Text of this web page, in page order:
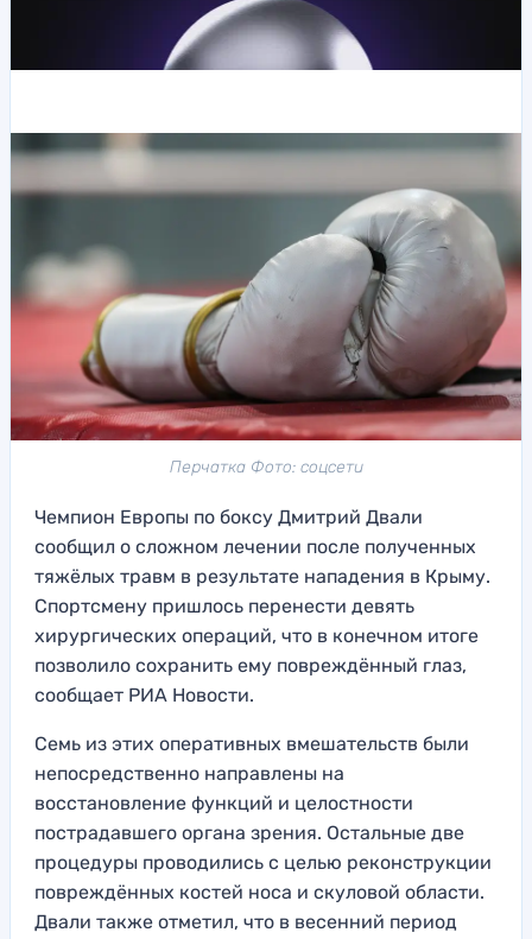
Перчатка Фото: соцсети
Чемпион Европы по боксу Дмитрий Двали
сообщил о сложном лечении после полученных
тяжёлых травм в результате нападения в Крыму.
Спортсмену пришлось перенести девять
хирургических операций, что в конечном итоге
позволило сохранить ему повреждённый глаз,
сообщает РИА Новости.
Семь из этих оперативных вмешательств были
непосредственно направлены на
восстановление функций и целостности
пострадавшего органа зрения. Остальные две
процедуры проводились с целью реконструкции
повреждённых костей носа и скуловой области.
Двали также отметил, что в весенний период